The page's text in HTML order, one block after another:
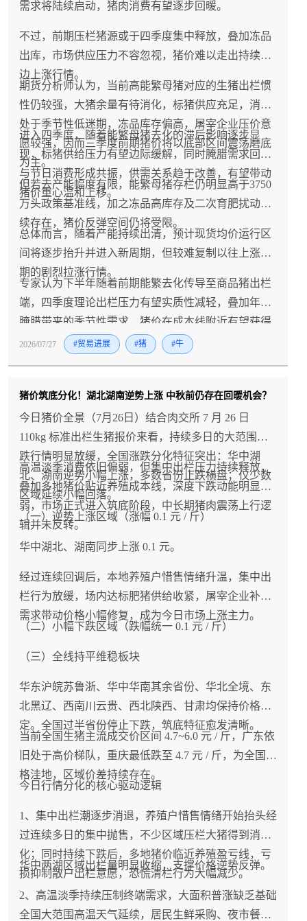
需求将陆续启动，猪肉消费有望逐步回暖。
不过，前期压栏猪源或于四季度集中释放，叠加冻品
出库，市场供应压力不容忽视，猪价难以走出持续单
边上涨行情。
期货分析师认为，当前高能繁母猪对应的生猪出栏惯
性仍较强，大猪余量有待消化，标猪供应充足，消费
处于季节性低迷期，冻品库存偏高，屠宰企业压价意
愿较强，因而三季度前期猪价将以底部区间震荡磨底
为主。
进入四季度，随着能繁母猪去化的滞后影响逐步显
现，标猪供给压力有望边际缓解，同时腌腊需求回升
与节日消费形成共振，供需关系趋于改善，有望带动
猪价重心温和上移。
但若去产能幅度有限，能繁母猪存栏仍明显高于3750
万头政策基准线，加之冻品高库存及二次育肥扰动持
续存在，猪价反弹空间仍将受限。
总体而言，随着产能持续出清，预计现货均价运行区
间将逐步抬升并进入新周期，但较难复制以往上涨周
期的剧烈拉涨行情。
专家认为下半年随着前期能繁去化传导至商品猪出栏
端，四季度理论出栏压力有望实质性减轻，叠加年底
腌腊带来的季节性需求，猪价在成本线附近有望获得
支撑并企稳反弹。
2026/07/27 #贸易进展 #猪 #牛
猪价筑底分化！湖北湖南逆势上涨 中秋前仍存在回暖机会？
今日猪价全景（7月26日）结合肉交所 7 月 26 日
110kg 标准出栏生猪报价来看，持续多日的大范围下
跌行情明显放缓，全国涨跌分化特征突出：华中湖
北、湖南逆势小幅上涨，多数省份止跌横盘；仅少数
区域延续小幅回落。
高温淡季消费依旧偏弱，但集中出栏压力持续释放，
叠加多地猪价贴近养殖成本线，深度下跌动能明显减
弱，市场正式进入筑底阶段，中长期猪肉震荡上行逻
辑并未反转。
（一）逆势上涨区域（涨幅 0.1 元 / 斤）
华中湖北、湖南同步上涨 0.1 元。
经过连续回调后，本地养殖户惜售情绪升温，集中出
栏行为放缓，场内达标肥猪供给收紧，屠宰企业补库
需求带动价格小幅修复，成为今日市场上涨主力。
（二）小幅下跌区域（跌幅统一 0.1 元 / 斤）
（三）全线持平维稳板块
华东沪皖苏鲁浙、华中华南其余省份、华北全境、东
北黑辽、西南川云贵、西北陕西、甘肃均保持价格稳
定。全国过半省份停止下跌，筑底特征愈发清晰。
当前全国生猪主流成交价区间 4.7~6.0 元 / 斤，广东依
旧处于高价梯队，重庆最低跌至 4.7 元 / 斤，为全国价
格洼地，区域价差持续存在。
今日行情分化的核心驱动逻辑
1、集中出栏潮逐步消退，养殖户惜售情绪开始抬头经
过连续多日的集中抛售，不少区域压栏大猪得到消
化；同时持续下跌后，多地猪价临近养殖盈亏线，亏
损抑制散户出栏意愿，恐慌清栏行为大幅减少。
华中两湖区域出栏量明显收缩，支撑价格逆势反弹。
2、高温淡季持续压制终端需求，大面积普涨缺乏基础
全国大范围高温天气延续，居民生鲜采购、夜市餐饮